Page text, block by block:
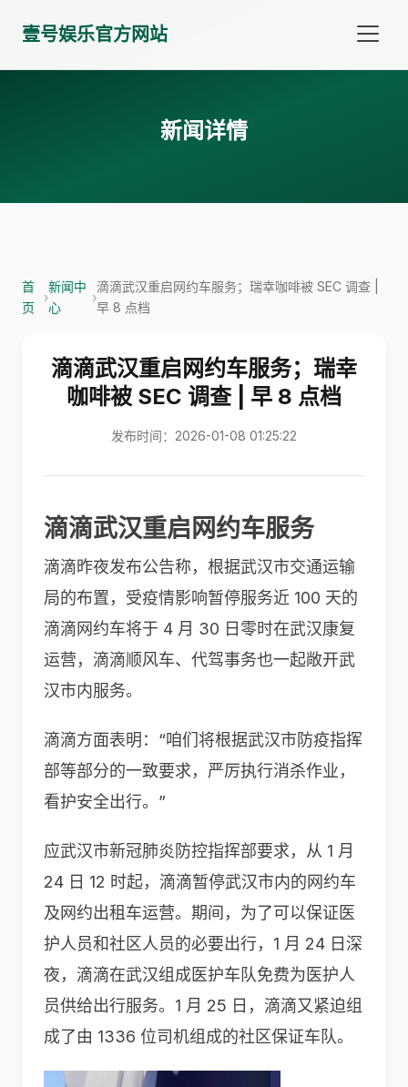
壹号娱乐官方网站
新闻详情
首
页
›
新闻中
心
›
滴滴武汉重启网约车服务；瑞幸咖啡被 SEC 调查 |
早 8 点档
滴滴武汉重启网约车服务；瑞幸
咖啡被 SEC 调查 | 早 8 点档
发布时间：2026-01-08 01:25:22
滴滴武汉重启网约车服务
滴滴昨夜发布公告称，根据武汉市交通运输
局的布置，受疫情影响暂停服务近 100 天的
滴滴网约车将于 4 月 30 日零时在武汉康复
运营，滴滴顺风车、代驾事务也一起敞开武
汉市内服务。
滴滴方面表明：“咱们将根据武汉市防疫指挥
部等部分的一致要求，严厉执行消杀作业，
看护安全出行。”
应武汉市新冠肺炎防控指挥部要求，从 1 月
24 日 12 时起，滴滴暂停武汉市内的网约车
及网约出租车运营。期间，为了可以保证医
护人员和社区人员的必要出行，1 月 24 日深
夜，滴滴在武汉组成医护车队免费为医护人
员供给出行服务。1 月 25 日，滴滴又紧迫组
成了由 1336 位司机组成的社区保证车队。